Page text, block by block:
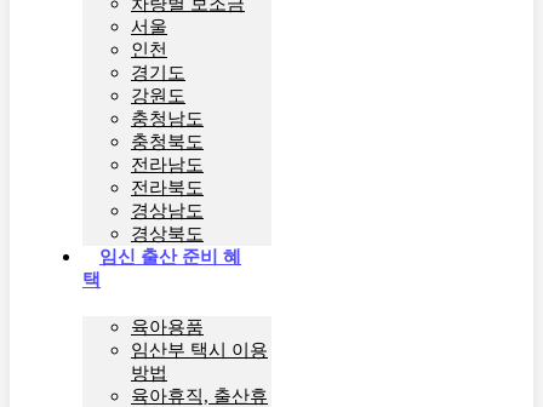
서울
인천
경기도
강원도
충청남도
충청북도
전라남도
전라북도
경상남도
경상북도
임신 출산 준비 혜
택
육아용품
임산부 택시 이용
방법
육아휴직, 출산휴